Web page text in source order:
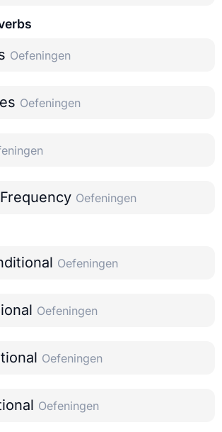
Oefeningen
Oefeningen
Oefeningen
Oefeningen
Oefeningen
Oefeningen
Oefeningen